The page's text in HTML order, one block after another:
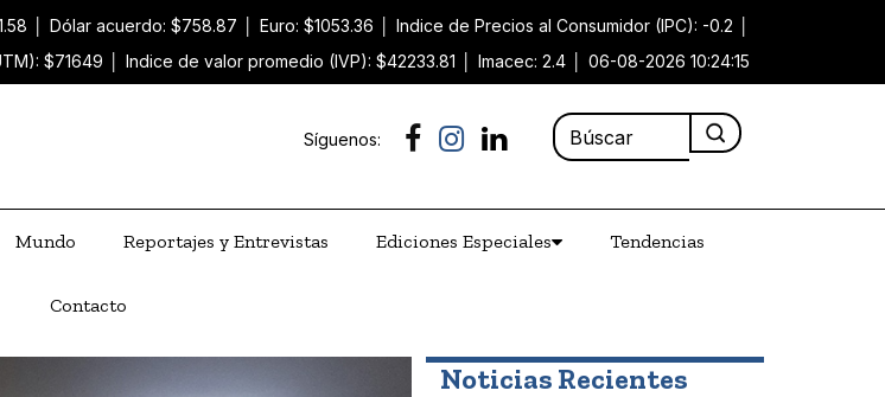
Dólar acuerdo: $758.87 Euro: $1053.36 Indice de Precios al Consumidor (IPC): -0.2
$71649
Indice de valor promedio (IVP): $42233.81 Imacec: 2.4 06-08-2026 10:24:15
Síguenos:
Mundo Reportajes y Entrevistas Ediciones Especiales Tendencias
Contacto
Noticias Recientes